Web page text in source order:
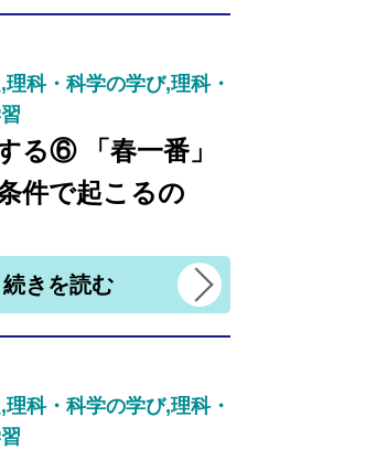
科・科学の学び,理科・
る⑥ 「春一番」
件で起こるの
続きを読む
科・科学の学び,理科・